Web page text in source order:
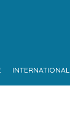
INTERNATIONAL